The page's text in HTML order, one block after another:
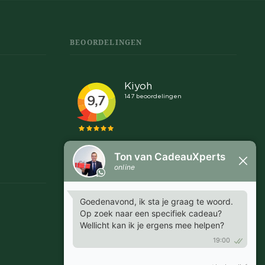
BEOORDELINGEN
Snel en makkelijk
"Communicatie was snel en helder, goed afspraken
te maken over leveringen en proefdrukken."
MARGRIET - EMMEN